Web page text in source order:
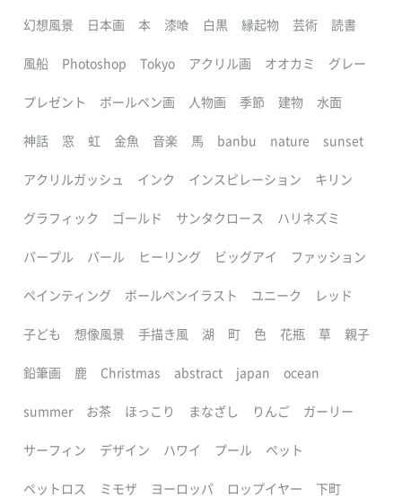
幻想風景 日本画 本 漆喰 白黒 縁起物 芸術 読書
風船 Photoshop Tokyo アクリル画 オオカミ グレー
プレゼント ボールペン画 人物画 季節 建物 水面
神話 窓 虹 金魚 音楽 馬 banbu nature sunset
アクリルガッシュ インク インスピレーション キリン
グラフィック ゴールド サンタクロース ハリネズミ
パープル パール ヒーリング ビッグアイ ファッション
ペインティング ボールペンイラスト ユニーク レッド
子ども 想像風景 手描き風 湖 町 色 花瓶 草 親子
鉛筆画 鹿 Christmas abstract japan ocean
summer お茶 ほっこり まなざし りんご ガーリー
サーフィン デザイン ハワイ プール ペット
ペットロス ミモザ ヨーロッパ ロップイヤー 下町